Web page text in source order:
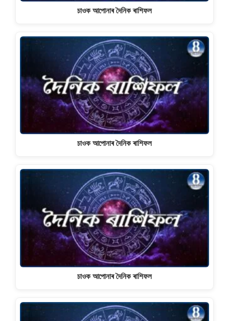
চাওক আপোনাৰ দৈনিক ৰাশিফল
চাওক আপোনাৰ দৈনিক ৰাশিফল
চাওক আপোনাৰ দৈনিক ৰাশিফল